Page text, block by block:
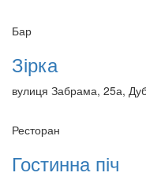
Бар
Зірка
вулиця Забрама, 25а,
Ресторан
Гостинна піч